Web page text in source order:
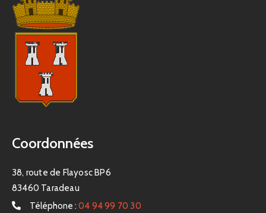
Coordonnées
38, route de Flayosc BP6
83460 Taradeau
Téléphone : 04 94 99 70 30